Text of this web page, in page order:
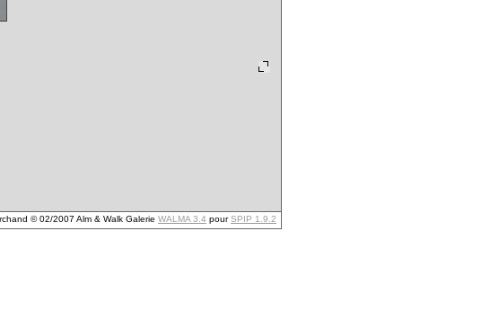
© 02/2007 Alm & Walk Galerie WALMA 3.4 pourSPIP 1.9.2